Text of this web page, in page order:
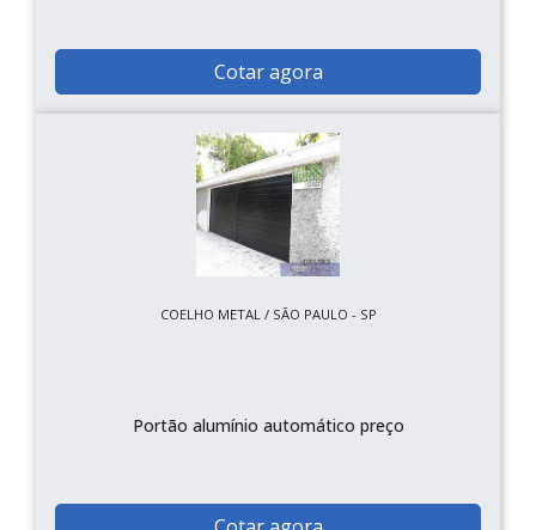
Cotar agora
COELHO METAL / SÃO PAULO - SP
Portão alumínio automático preço